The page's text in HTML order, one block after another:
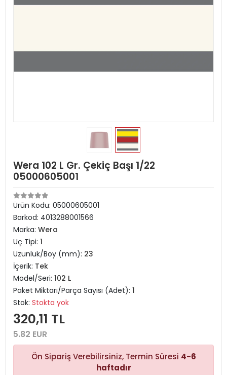
Wera 102 L Gr. Çekiç Başı 1/22
05000605001
Ürün Kodu: 05000605001
Barkod: 4013288001566
Marka: Wera
Uç Tipi: 1
Uzunluk/Boy (mm): 23
İçerik: Tek
Model/Seri: 102 L
Paket Miktarı/Parça Sayısı (Adet): 1
Stok: Stokta yok
320,11 TL
5.82 EUR
Ön Sipariş Verebilirsiniz, Termin Süresi 4-6
haftadır